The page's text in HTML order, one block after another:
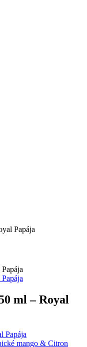
Papája
ml – Royal